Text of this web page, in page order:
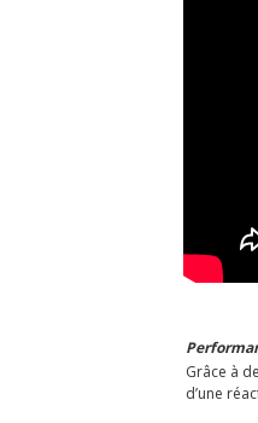
Grâce à
d’une